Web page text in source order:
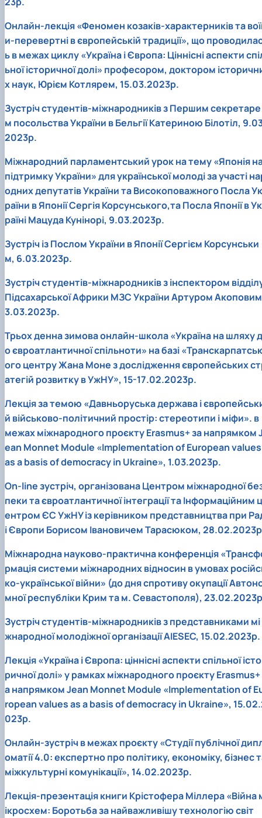
Онлайн-лекція «Феномен козаків-характерників та
и-перевертні в європейській традиції», що
ь в межах циклу «Україна і Європа: Ціннісні аспекти
ьної історичної долі» професором, доктором
х наук, Юрієм Котлярем, 15.03.2023р.
Зустріч студентів-міжнародників з Першим секретаре
м посольства України в Бельгії Катериною Білотіл,
2023р.
Міжнародний парламентський урок на тему «Японія
підтримку України» для української молоді за участі
одних депутатів України та Високоповажного Посла Ук
раїни в Японії Сергія Корсунського,та Посла Японії в Ук
раїні Мацуда Кунінорі, 9.03.2023р.
Зустріч із Послом України в Японії Сергієм Корсунськи
м, 6.03.2023р.
Зустріч студентів-міжнародників з інспектором
Підсахарської Африки МЗС України Артуром
3.03.2023р.
Трьох денна зимова онлайн-школа «Україна на шляху д
о євроатлантичної спільноти» на базі «Транскарпатськ
ого центру Жана Моне з дослідження європейських
атегій розвитку в УжНУ», 15-17.02.2023р.
Лекція за темою «Давньоруська держава і
й військово-політичний простір: стереотипи і міфи». в
межах міжнародного проєкту Erasmus+ за напрямком
ean Monnet Module «Implementation of European values
as a basis of democracy in Ukraine», 1.03.2023р.
On-line зустріч, організована Центром міжнародної
пеки та євроатлантичної інтеграції та Інформаційним ц
ентром ЄС УжНУ із керівником представництва при
і Європи Борисом Івановичем Тарасюком,
Міжнародна науково-практична конференція
рмація системи міжнародних відносин в умовах
ко-української війни» (до дня спротиву окупації
мної республіки Крим та м. Севастополя),
Зустріч студентів-міжнародників з представниками мі
жнародної молодіжної організації AIESEC, 15.02.2023р.
Лекція «Україна і Європа: ціннісні аспекти спільної істо
ричної долі» у рамках міжнародного проєкту Erasmus+
а напрямком Jean Monnet Module «Implementation of
ropean values as a basis of democracy in Ukraine»,
023р.
Онлайн-зустріч в межах проєкту «Студії публічної
оматії 4.0: експертно про політику, економіку, бізнес
міжкультурні комунікації», 14.02.2023р.
Лекція-презентація книги Крістофера Міллера «Війна
ікросхем: Боротьба за найважливішу технологію світ